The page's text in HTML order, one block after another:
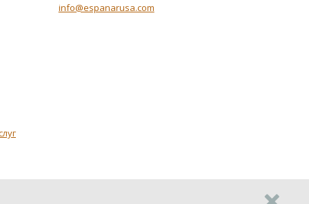
info@espanarusa.com